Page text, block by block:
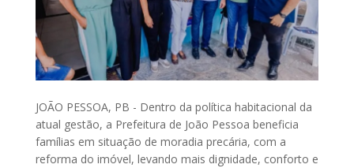
JOÃO PESSOA, PB - Dentro da política habitacional da
atual gestão, a Prefeitura de João Pessoa beneficia
famílias em situação de moradia precária, com a
reforma do imóvel, levando mais dignidade, conforto e